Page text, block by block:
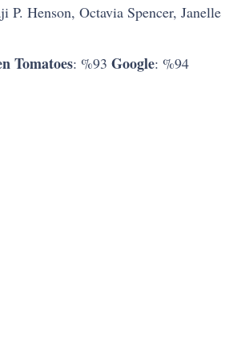
P. Henson, Octavia Spencer, Janelle
Tomatoes: %93Google: %94